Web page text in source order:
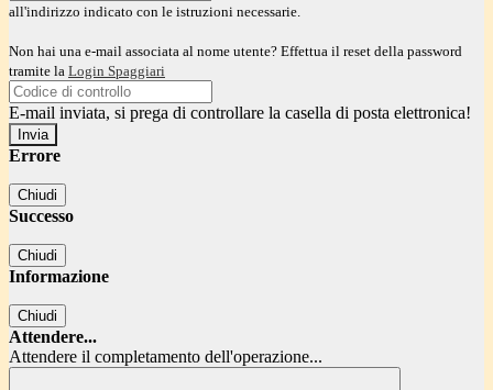
all'indirizzo indicato con le istruzioni necessarie.
Non hai una e-mail associata al nome utente? Effettua il reset della password
tramite la Login Spaggiari
E-mail inviata, si prega di controllare la casella di posta elettronica!
Errore
Chiudi
Successo
Chiudi
Informazione
Chiudi
Attendere...
Attendere il completamento dell'operazione...